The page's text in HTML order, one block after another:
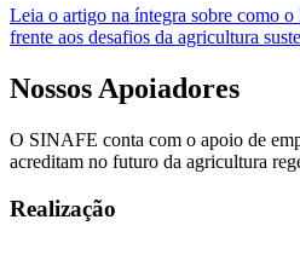
Leia o artigo na íntegra sobre como
frente aos desafios da agricultura
Nossos Apoiadores
O SINAFE conta com o apoio de
acreditam no futuro da agricultura
Realização